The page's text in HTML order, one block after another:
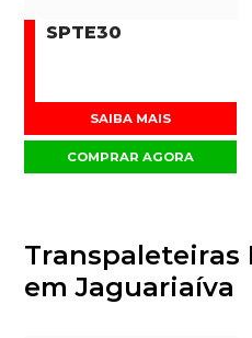
SPTE30
SAIBA MAIS
COMPRAR AGORA
Transpaleteiras
em Jaguariaíva